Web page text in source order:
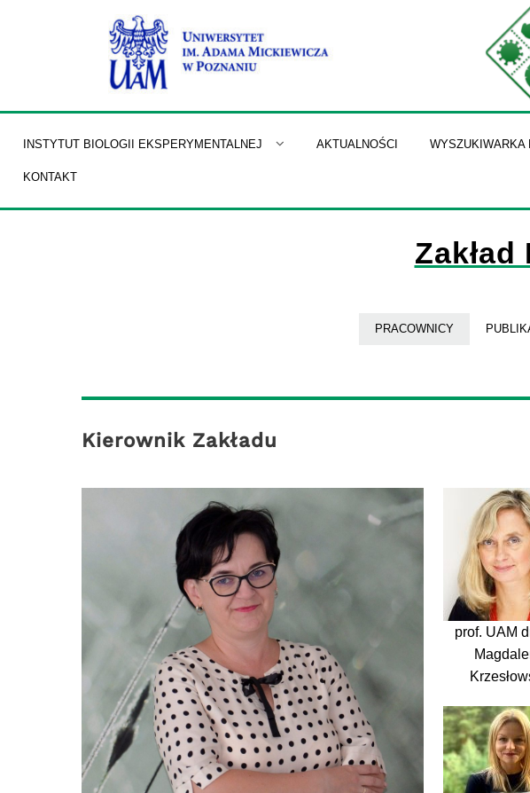
INSTYTUT BIOLOGII EKSPERYMENTALNEJ AKTUALNOŚCI WYSZUKIWARKA
KONTAKT
PRACOWNICY
Kierownik Zakładu
prof. UAM